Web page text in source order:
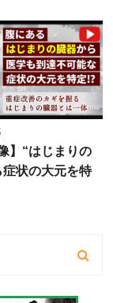
】“はじまりの
症状の大元を特